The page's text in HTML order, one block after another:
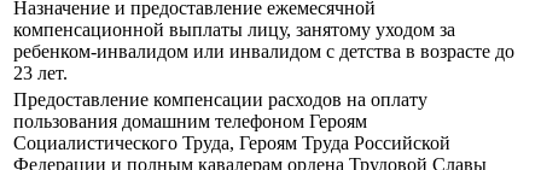
Назначение и предоставление ежемесячной
компенсационной выплаты лицу, занятому уходом за
ребенком-инвалидом или инвалидом с детства в возрасте до
23 лет.
Предоставление компенсации расходов на оплату
пользования домашним телефоном Героям
Социалистического Труда, Героям Труда Российской
Федерации и полным кавалерам ордена Трудовой Славы